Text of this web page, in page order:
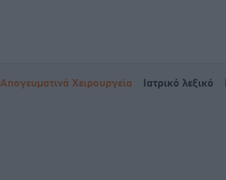
Απογευματινά Χειρουργεία Ιατρικό λεξικό